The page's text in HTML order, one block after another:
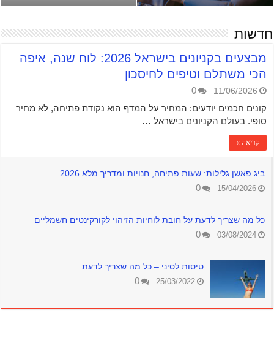
חדשות
מבצעים בקניונים בישראל 2026: לוח שנה, איפה
הכי משתלם וטיפים לחיסכון
11/06/2026
0
קונים חכמים יודעים: המחיר על המדף הוא נקודת פתיחה, לא מחיר
סופי. בעולם הקניונים בישראל …
קריאה »
ביג פאשן גלילות: שעות פתיחה, חנויות ומדריך מלא 2026
15/04/2026
0
כל מה שצריך לדעת על חובת לוחיות הזיהוי לקורקינטים חשמליים
03/08/2024
0
טיסות לסיני – כל מה שצריך לדעת
25/03/2022
0